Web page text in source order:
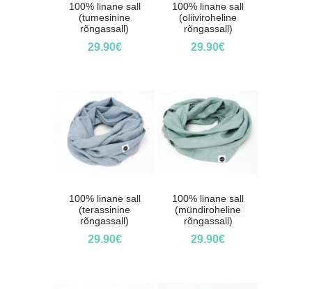
100% linane sall
(tumesinine
rõngassall)
29.90€
100% linane sall
(oliiviroheline
rõngassall)
29.90€
100% linane sall
(terassinine
rõngassall)
29.90€
100% linane sall
(mündiroheline
rõngassall)
29.90€